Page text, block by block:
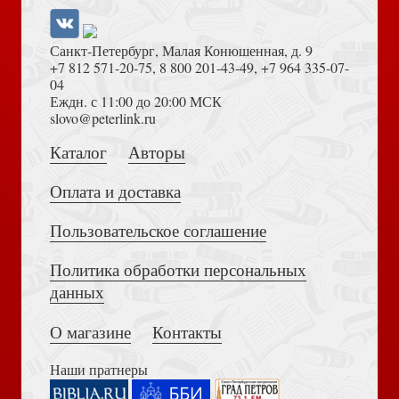
Блокнот с наклейками «Счастливой Пасхи!» на спирали
Открытка «Розовая» 8 марта, 10*15 (Ваката) 56
Толкование на Апокалипсис (Тихоний Африканский)
Достоевский Ф.М. Сила и правда России (2024)
Санкт-Петербург, Малая Конюшенная, д. 9
+7 812 571-20-75, 8 800 201-43-49, +7 964 335-07-
04
Еждн. с 11:00 до 20:00 МСК
slovo@peterlink.ru
Каталог
Авторы
Оплата и доставка
Пользовательское соглашение
Политика обработки персональных
данных
О магазине
Контакты
Наши пратнеры